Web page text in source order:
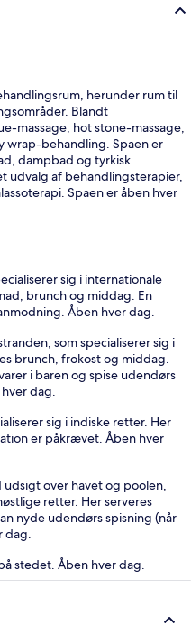
herunder rum til
Blandt
massage, hot stone-massage,
wrap-behandling. Spaen er
dampbad og tyrkisk
udvalg af behandlingsterapier,
Spaen er åben hver
sig i internationale
brunch og middag. En
Åben hver dag.
som specialiserer sig i
brunch, frokost og middag.
i baren og spise udendørs
dag.
sig i indiske retter. Her
er påkrævet. Åben hver
over havet og poolen,
retter. Her serveres
nyde udendørs spisning (når
dag.
stedet. Åben hver dag.